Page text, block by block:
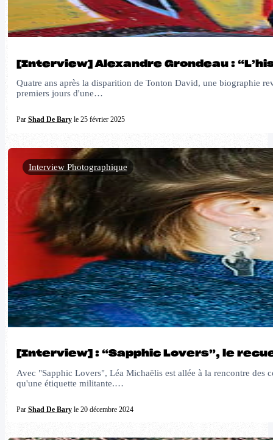
[Interview] Alexandre Grondeau :
Quatre ans après la disparition de Tonton David, une biographie
premiers jours d'une…
Par Shad De Baryle 25 février 2025
[Interview] : “Sapphic Lovers”, le
Avec "Sapphic Lovers", Léa Michaëlis est allée à la rencontre des
qu'une étiquette militante.…
Par Shad De Baryle 20 décembre 2024
Interview Photographique